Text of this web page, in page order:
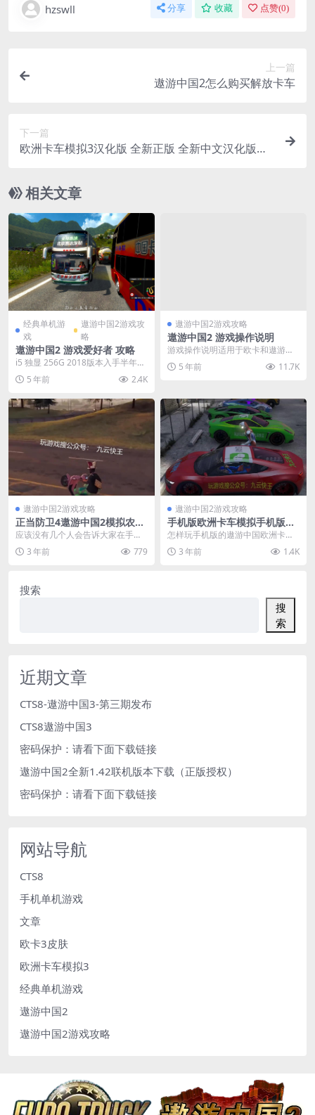
hzswll 分享 收藏 点赞(0)
上一篇
遨游中国2怎么购买解放卡车
下一篇
欧洲卡车模拟3汉化版 全新正版 全新中文汉化版下
相关文章
经典单机游
戏
遨游中国2游戏攻
略
遨游中国2 游戏爱好者 攻略
i5 独显 256G 2018版本入手半年
多，业余时间一直忙碌于学习PS、
PR、...5 年前 2.4K
遨游中国2游戏攻略
遨游中国2 游戏操作说明
游戏操作说明适用于欧卡和遨游中
国任何版本 手柄玩遨游中国2：遨
游中国2手柄怎么玩...
5 年前 11.7K
遨游中国2游戏攻略
正当防卫4遨游中国2模拟农场
欧洲卡车模拟2手机版游戏教
学超详细
应该没有几个人会告诉大家在手机
上面玩到这些游戏吧，今天就来告
诉大家其实很简单的，...
3 年前 779
遨游中国2游戏攻略
手机版欧洲卡车模拟手机版游
戏遨游中国怎样在手机上面下
载呢
怎样玩手机版的遨游中国欧洲卡车
模拟呢 怎么下载遨游中国手机版地
平线看门狗正当防卫...
3 年前 1.4K
搜索
搜
索
近期文章
CTS8-遨游中国3-第三期发布
CTS8遨游中国3
密码保护：请看下面下载链接
遨游中国2全新1.42联机版本下载（正版授权）
密码保护：请看下面下载链接
网站导航
CTS8
手机单机游戏
文章
欧卡3皮肤
欧洲卡车模拟3
经典单机游戏
遨游中国2
遨游中国2游戏攻略